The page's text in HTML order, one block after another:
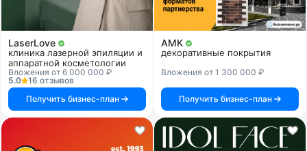
LaserLove
клиника лазерной эпиляции и
аппаратной косметологии
Вложения от 6 000 000 ₽
5.0
16 отзывов
Получить бизнес-план
АМК
декоративные покрытия
Вложения от 1 300 000 ₽
Получить бизнес-план